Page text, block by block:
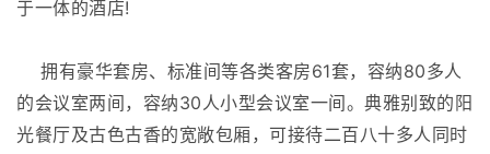
于一体的酒店!
拥有豪华套房、标准间等各类客房61套，容纳80多人
的会议室两间，容纳30人小型会议室一间。典雅别致的阳
光餐厅及古色古香的宽敞包厢，可接待二百八十多人同时